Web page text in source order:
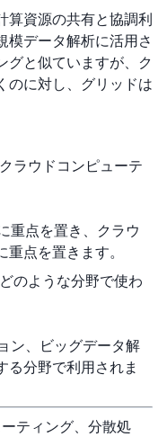
算資源の共有と協調利
模データ解析に活用さ
グと似ていますが、ク
のに対し、グリッドは
ラウドコンピューテ
重点を置き、クラウ
点を置きます。
のような分野で使わ
ン、ビッグデータ解
る分野で利用されま
ティング、分散処